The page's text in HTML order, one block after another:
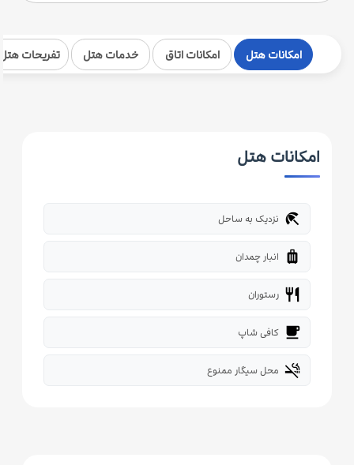
امکانات هتل امکانات اتاق خدمات هتل تفریحات
امکانات هتل
beach_access نزدیک به ساحل
luggage انبار چمدان
restaurant رستوران
local_cafe کافی شاپ
smoke_free محل سیگار ممنوع